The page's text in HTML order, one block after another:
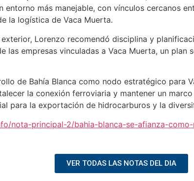
entorno más manejable, con vínculos cercanos
la logística de Vaca Muerta.
Lorenzo recomendó disciplina y
las empresas vinculadas a Vaca Muerta, un
de Bahía Blanca como nodo estratégico para
la conexión ferroviaria y mantener un
para la exportación de hidrocarburos y la
nota-principal-2/bahia-blanca-se-afianza-
VER TODAS LAS NOTAS DEL DIA